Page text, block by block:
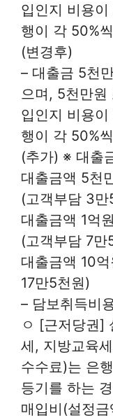
입인지 비용
행이 각 50%
(변경후)
– 대출금 5천
으며, 5천만원
입인지 비용
행이 각 50%
(추가) ※ 대출
대출금액 5천
(고객부담 3만
대출금액 1억
(고객부담 7만
대출금액 10
17만5천원)
– 담보취득비
ㅇ [근저당권]
세, 지방교육
수수료)는 은
등기를 하는
매입비(설정